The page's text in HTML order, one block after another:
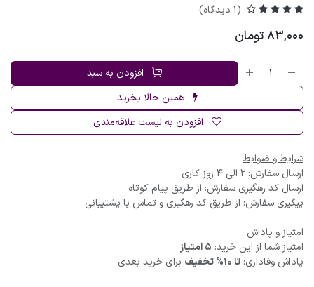
(1 دیدگاه)
83,000تومان
افزودن به سبد
همین حالا بخرید
افزودن به لیست علاقه‌مندی
شرایط و ضوابط
ارسال سفارش: 2 الی 4 روز کاری
ارسال کد رهگیری سفارش: از طریق پیام کوتاه
پیگیری سفارش: از طریق کد رهگیری و تماس با پشتیبانی
امتیاز و پاداش
امتیاز شما از این خرید: 5 امتیاز
پاداش وفاداری: تا 10% تخفیف برای خرید بعدی